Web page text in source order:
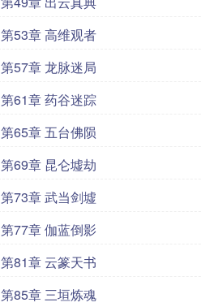
第53章 高维观者
第57章 龙脉迷局
第61章 药谷迷踪
第65章 五台佛陨
第69章 昆仑墟劫
第73章 武当剑墟
第77章 伽蓝倒影
第81章 云篆天书
第85章 三垣炼魂